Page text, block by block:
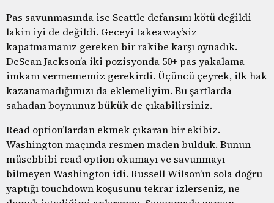
Pas savunmasında ise Seattle defansını kötü değildi
lakin iyi de değildi. Geceyi takeaway’siz
kapatmamanız gereken bir rakibe karşı oynadık.
DeSean Jackson’a iki pozisyonda 50+ pas yakalama
imkanı vermememiz gerekirdi. Üçüncü çeyrek, ilk hak
kazanamadığımızı da eklemeliyim. Bu şartlarda
sahadan boynunuz bükük de çıkabilirsiniz.
Read option’lardan ekmek çıkaran bir ekibiz.
Washington maçında resmen maden bulduk. Bunun
müsebbibi read option okumayı ve savunmayı
bilmeyen Washington idi. Russell Wilson’ın sola doğru
yaptığı touchdown koşusunu tekrar izlerseniz, ne